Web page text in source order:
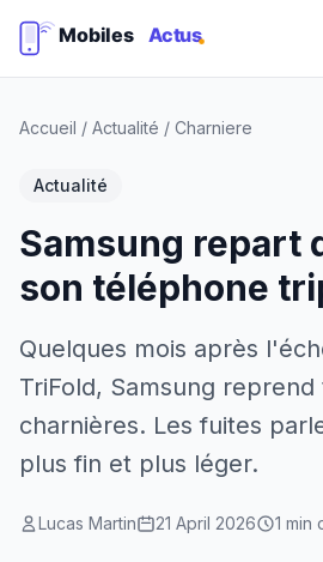
Accueil / Actualité / Charniere
Actualité
Samsung repart
son téléphone
Quelques mois après
TriFold, Samsung
charnières. Les fuites
plus fin et plus léger.
Lucas Martin 21 April 2026 1 min